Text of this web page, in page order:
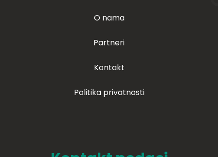
O nama
Partneri
Kontakt
Politika privatnosti